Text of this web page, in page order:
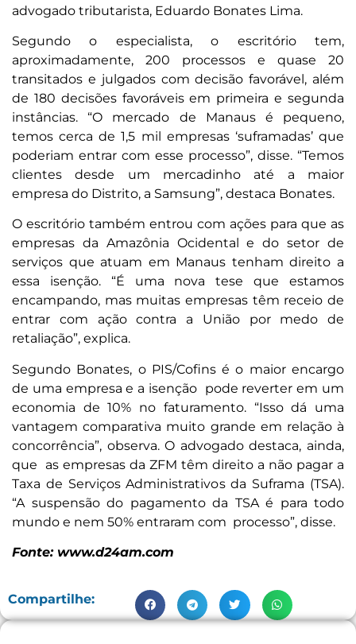
advogado tributarista, Eduardo Bonates Lima.
Segundo o especialista, o escritório tem,
aproximadamente, 200 processos e quase 20
transitados e julgados com decisão favorável, além
de 180 decisões favoráveis em primeira e segunda
instâncias. “O mercado de Manaus é pequeno,
temos cerca de 1,5 mil empresas ‘suframadas’ que
poderiam entrar com esse processo”, disse. “Temos
clientes desde um mercadinho até a maior
empresa do Distrito, a Samsung”, destaca Bonates.
O escritório também entrou com ações para que as
empresas da Amazônia Ocidental e do setor de
serviços que atuam em Manaus tenham direito a
essa isenção. “É uma nova tese que estamos
encampando, mas muitas empresas têm receio de
entrar com ação contra a União por medo de
retaliação”, explica.
Segundo Bonates, o PIS/Cofins é o maior encargo
de uma empresa e a isenção pode reverter em um
economia de 10% no faturamento. “Isso dá uma
vantagem comparativa muito grande em relação à
concorrência”, observa. O advogado destaca, ainda,
que as empresas da ZFM têm direito a não pagar a
Taxa de Serviços Administrativos da Suframa (TSA).
“A suspensão do pagamento da TSA é para todo
mundo e nem 50% entraram com processo”, disse.
Fonte: www.d24am.com
Compartilhe: